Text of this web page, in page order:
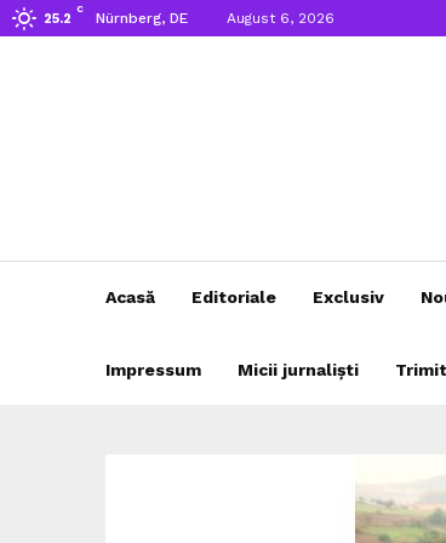
25.2
C
Nürnberg, DE August 6, 2026
Acasă Editoriale Exclusiv
Impressum Micii jurnaliști